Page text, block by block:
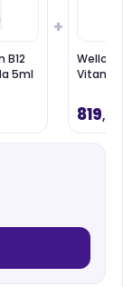
B12
5ml
+
Vitamin
819,00